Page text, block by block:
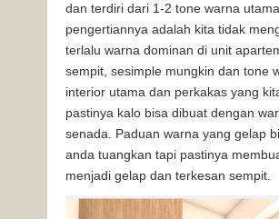
dan terdiri dari 1-2 tone warna utama
pengertiannya adalah kita tidak
terlalu warna dominan di unit
sempit, sesimple mungkin dan tone
interior utama dan perkakas yang
pastinya kalo bisa dibuat dengan
senada. Paduan warna yang gelap
anda tuangkan tapi pastinya
menjadi gelap dan terkesan sempit.